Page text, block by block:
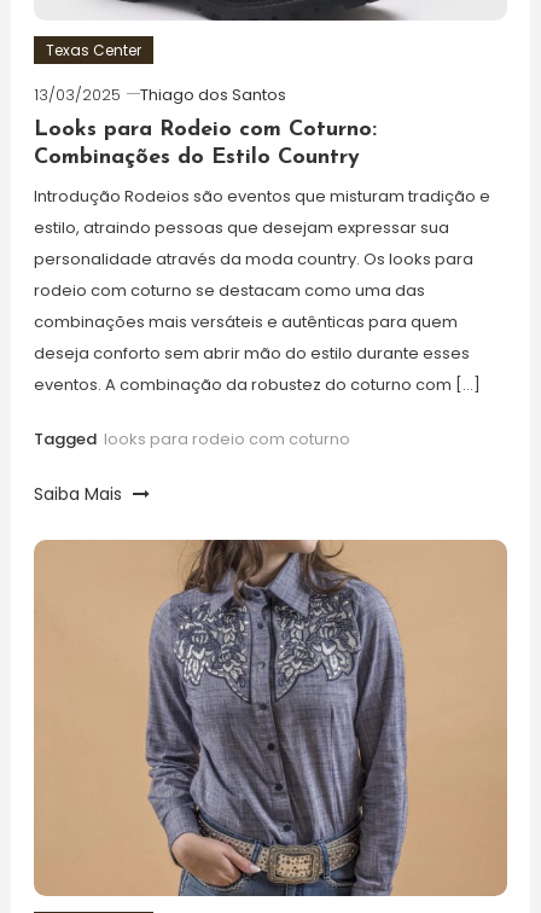
Texas Center
13/03/2025
Thiago dos Santos
Looks para Rodeio com Coturno:
Combinações do Estilo Country
Introdução Rodeios são eventos que misturam tradição e
estilo, atraindo pessoas que desejam expressar sua
personalidade através da moda country. Os looks para
rodeio com coturno se destacam como uma das
combinações mais versáteis e autênticas para quem
deseja conforto sem abrir mão do estilo durante esses
eventos. A combinação da robustez do coturno com […]
Tagged looks para rodeio com coturno
Saiba Mais